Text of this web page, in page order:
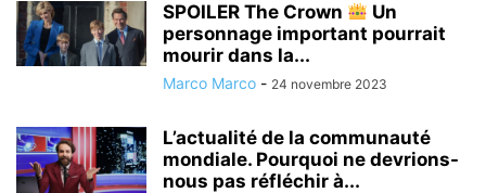
SPOILER The Crown
Un
personnage important pourrait
mourir dans la...
Marco Marco - 24 novembre 2023
L’actualité de la communauté
mondiale. Pourquoi ne devrions-
nous pas réfléchir à...